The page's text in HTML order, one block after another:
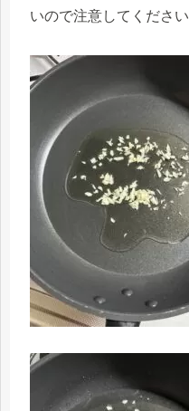
いので注意してください